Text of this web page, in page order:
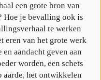
een grote bron van
Hoe je bevalling ook is
te werken
eren van het grote werk
aandacht geven aan
worden, een schets
aarde, het ontwikkelen